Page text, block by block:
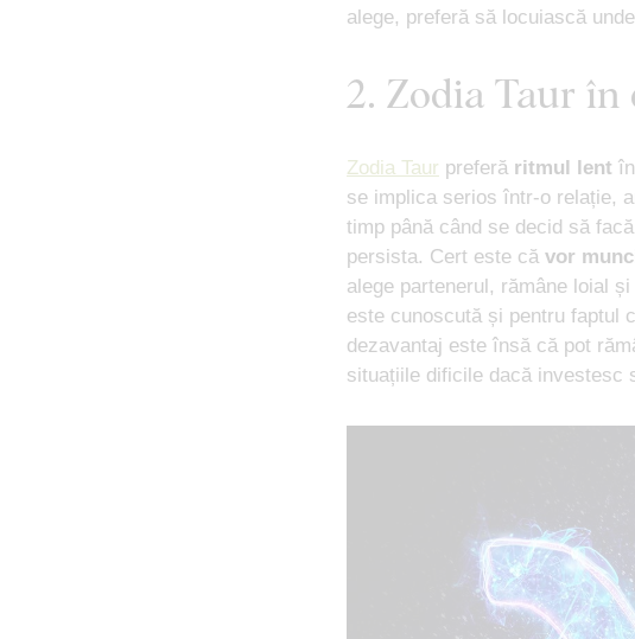
alege, preferă să locuiască
2. Zodia Taur
Zodia Taur preferă ritmul lent
se implica serios într-o relație,
timp până când se decid să
persista. Cert este că vor
alege partenerul, rămâne loial
este cunoscută și pentru faptul
dezavantaj este însă că pot
situațiile dificile dacă investesc